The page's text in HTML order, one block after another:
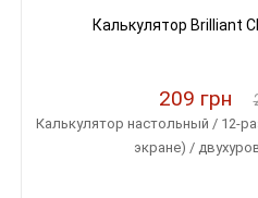
Калькулятор Brilliant
209 грн
Калькулятор настольный / 12-
экране) /